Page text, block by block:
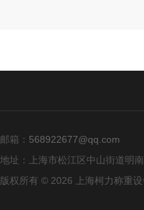
邮箱： 568922677@qq.com
地址：上海市松江区中山街道明
版权所有 © 2026 上海柯力称重